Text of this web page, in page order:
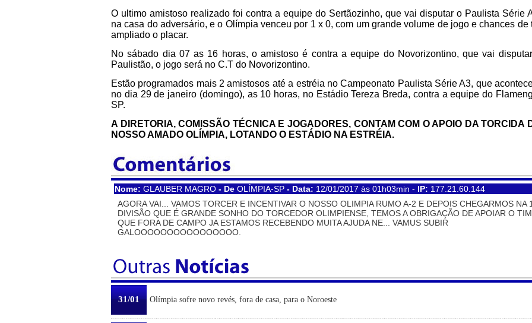
O ultimo amistoso realizado foi contra a equipe do Sertãozinho, que vai disputar o Paulista Série
na casa do adversário, e o Olímpia venceu por 1 x 0, com um grande volume de jogo e chances de
ampliado o placar.
No sábado dia 07 as 16 horas, o amistoso é contra a equipe do Novorizontino, que vai
Paulistão, o jogo será no C.T do Novorizontino.
Estão programados mais 2 amistosos até a estréia no Campeonato Paulista Série A3, que
no dia 29 de janeiro (domingo), as 10 horas, no Estádio Tereza Breda, contra a equipe do
SP.
A DIRETORIA, COMISSÃO TÉCNICA E JOGADORES, CONTAM COM O APOIO DA TORCIDA
NOSSO AMADO OLÍMPIA, LOTANDO O ESTÁDIO NA ESTRÉIA.
Nome: GLAUBER MAGRO - De OLÍMPIA-SP - Data: 12/01/2017 às 01h03min - IP: 177.21.60.144
AGORA VAI... VAMOS TORCER E INCENTIVAR O NOSSO OLIMPIA RUMO A-2 E DEPOIS CHEGARMOS NA
DIVISÃO QUE É GRANDE SONHO DO TORCEDOR OLIMPIENSE, TEMOS A OBRIGAÇÃO DE APOIAR O
QUE FORA DE CAMPO JA ESTAMOS RECEBENDO MUITA AJUDA NE... VAMUS SUBIR
GALOOOOOOOOOOOOOOOO.
31/01 Olímpia sofre novo revés, fora de casa, para o Noroeste